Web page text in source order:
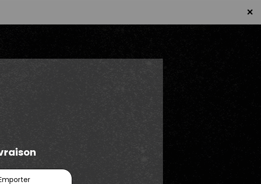
×
×